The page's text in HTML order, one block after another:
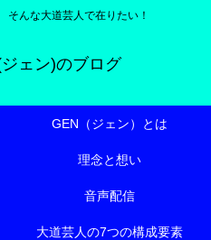
んな大道芸人で在りたい！
ェン)のブログ
GEN（ジェン）とは
理念と想い
音声配信
大道芸人の7つの構成要素